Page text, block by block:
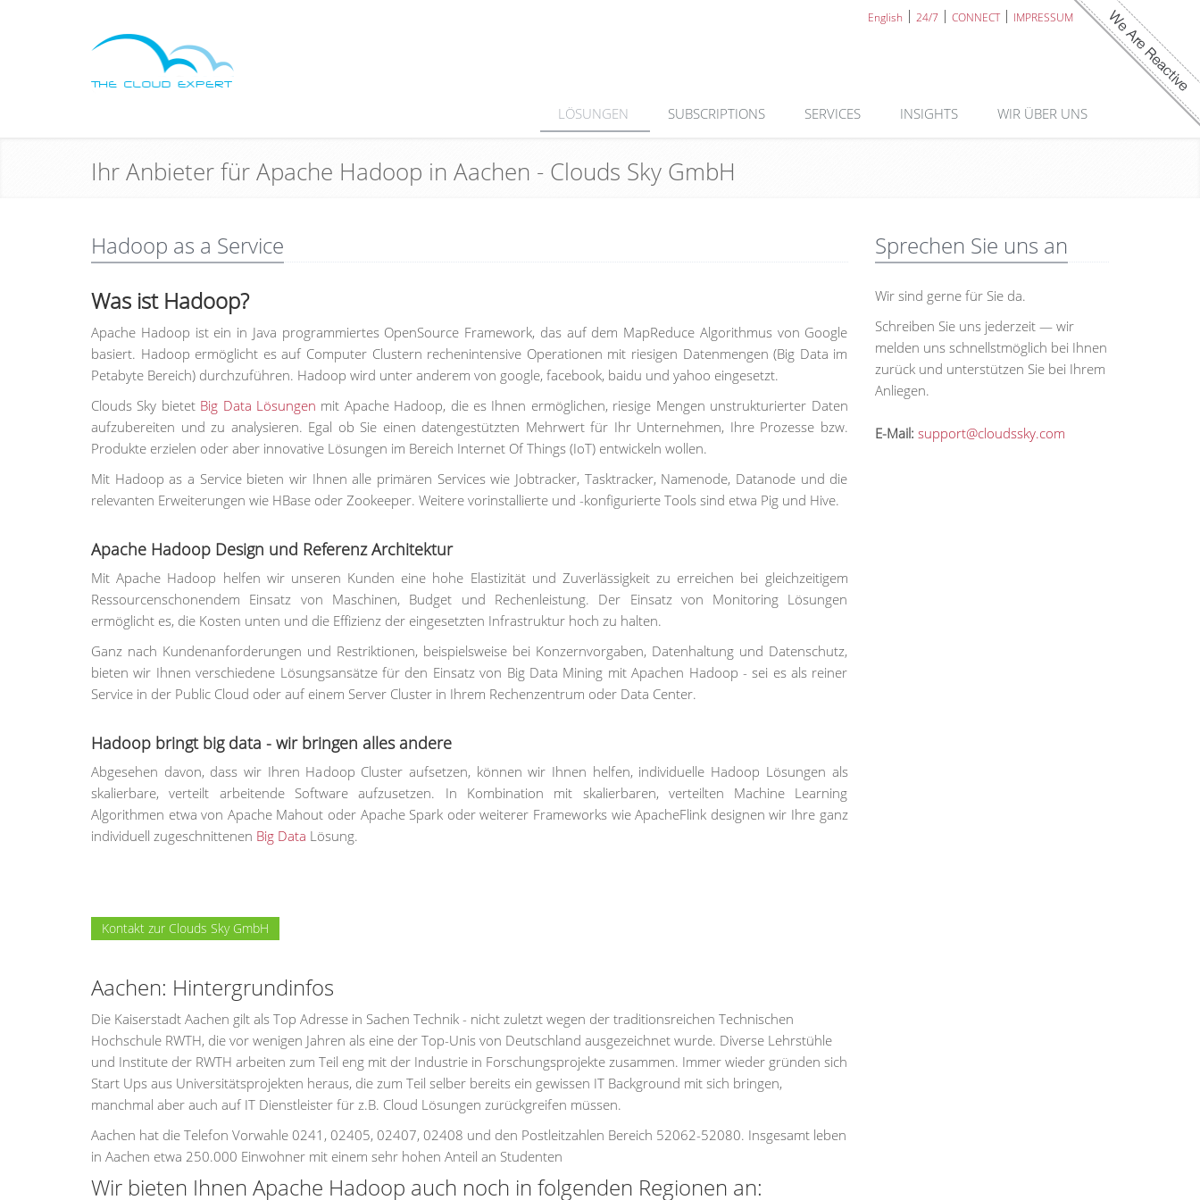
English 24/7 CONNECT IMPRESSUM
LÖSUNGEN SUBSCRIPTIONS SERVICES INSIGHTS WIR ÜBER UNS
Ihr Anbieter für Apache Hadoop in Aachen - Clouds Sky GmbH
Hadoop as a Service
Was ist Hadoop?
Apache Hadoop ist ein in Java programmiertes OpenSource Framework, das auf dem MapReduce Algorithmus von Google
basiert. Hadoop ermöglicht es auf Computer Clustern rechenintensive Operationen mit riesigen Datenmengen (Big Data im
Petabyte Bereich) durchzuführen. Hadoop wird unter anderem von google, facebook, baidu und yahoo eingesetzt.
Clouds Sky bietet Big Data Lösungen mit Apache Hadoop, die es Ihnen ermöglichen, riesige Mengen unstrukturierter Daten
aufzubereiten und zu analysieren. Egal ob Sie einen datengestützten Mehrwert für Ihr Unternehmen, Ihre Prozesse bzw.
Produkte erzielen oder aber innovative Lösungen im Bereich Internet Of Things (IoT) entwickeln wollen.
Mit Hadoop as a Service bieten wir Ihnen alle primären Services wie Jobtracker, Tasktracker, Namenode, Datanode und die
relevanten Erweiterungen wie HBase oder Zookeeper. Weitere vorinstallierte und -konfigurierte Tools sind etwa Pig und Hive.
Apache Hadoop Design und Referenz Architektur
Mit Apache Hadoop helfen wir unseren Kunden eine hohe Elastizität und Zuverlässigkeit zu erreichen bei gleichzeitigem
Ressourcenschonendem Einsatz von Maschinen, Budget und Rechenleistung. Der Einsatz von Monitoring Lösungen
ermöglicht es, die Kosten unten und die Effizienz der eingesetzten Infrastruktur hoch zu halten.
Ganz nach Kundenanforderungen und Restriktionen, beispielsweise bei Konzernvorgaben, Datenhaltung und Datenschutz,
bieten wir Ihnen verschiedene Lösungsansätze für den Einsatz von Big Data Mining mit Apachen Hadoop - sei es als reiner
Service in der Public Cloud oder auf einem Server Cluster in Ihrem Rechenzentrum oder Data Center.
Hadoop bringt big data - wir bringen alles andere
Abgesehen davon, dass wir Ihren Hadoop Cluster aufsetzen, können wir Ihnen helfen, individuelle Hadoop Lösungen als
skalierbare, verteilt arbeitende Software aufzusetzen. In Kombination mit skalierbaren, verteilten Machine Learning
Algorithmen etwa von Apache Mahout oder Apache Spark oder weiterer Frameworks wie ApacheFlink designen wir Ihre ganz
individuell zugeschnittenen Big Data Lösung.
Kontakt zur Clouds Sky GmbH
Aachen: Hintergrundinfos
Die Kaiserstadt Aachen gilt als Top Adresse in Sachen Technik - nicht zuletzt wegen der traditionsreichen Technischen
Hochschule RWTH, die vor wenigen Jahren als eine der Top-Unis von Deutschland ausgezeichnet wurde. Diverse Lehrstühle
und Institute der RWTH arbeiten zum Teil eng mit der Industrie in Forschungsprojekte zusammen. Immer wieder gründen sich
Start Ups aus Universitätsprojekten heraus, die zum Teil selber bereits ein gewissen IT Background mit sich bringen,
manchmal aber auch auf IT Dienstleister für z.B. Cloud Lösungen zurückgreifen müssen.
Aachen hat die Telefon Vorwahle 0241, 02405, 02407, 02408 und den Postleitzahlen Bereich 52062-52080. Insgesamt leben
in Aachen etwa 250.000 Einwohner mit einem sehr hohen Anteil an Studenten
Wir bieten Ihnen Apache Hadoop auch noch in folgenden Regionen an:
Sprechen Sie uns an
Wir sind gerne für Sie da.
Schreiben Sie uns jederzeit — wir
melden uns schnellstmöglich bei Ihnen
zurück und unterstützen Sie bei Ihrem
Anliegen.
E-Mail: support@cloudssky.com